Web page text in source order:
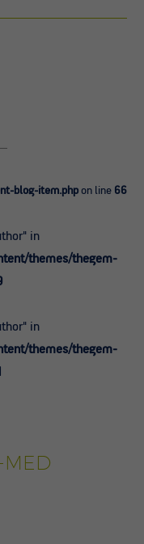
blog-item.php on line 66
in
themes/thegem-
in
themes/thegem-